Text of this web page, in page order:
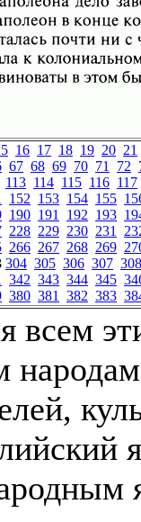
16 17 18 19 20 21
67 68 69 70 71 72
113 114 115 116 117
152 153 154 155
190 191 192 193
228 229 230 231
266 267 268 269
304 305 306 307 308
342 343 344 345
380 381 382 383
всем